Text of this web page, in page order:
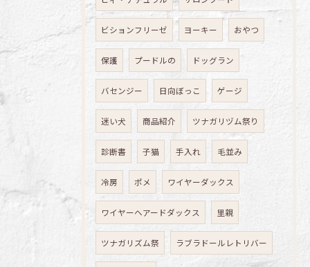
ビションフリーゼ ヨーキー おやつ
保護 プードルの ドッグラン
バセンジー 日向ぼっこ ゲージ
迷い犬 商品紹介 ツナガリヅム祭り
診断書 子猫 手入れ 毛並み
冷房 ポメ ワイヤーダックス
ワイヤーヘアードダックス 里親
ツナガリズム祭 ラブラドールレトリバー